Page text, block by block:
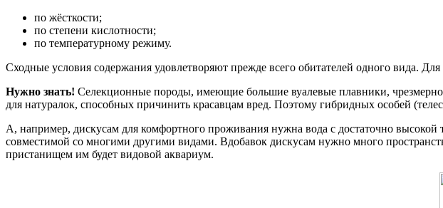
по жёсткости;
по степени кислотности;
по температурному режиму.
Сходные условия содержания удовлетворяют прежде всего обитателей одного вида.
Нужно знать! Селекционные породы, имеющие большие вуалевые плавники, чрезмерно
для натуралок, способных причинить красавцам вред. Поэтому гибридных особей
А, например, дискусам для комфортного проживания нужна вода с достаточно
совместимой со многими другими видами. Вдобавок дискусам нужно много
пристанищем им будет видовой аквариум.